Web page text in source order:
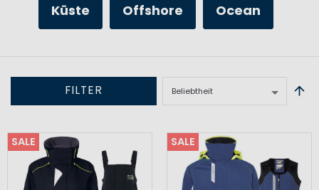
Küste Offshore Ocean
FILTER
SALE SALE